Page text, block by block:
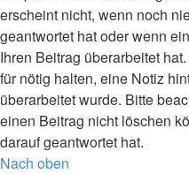
erscheint nicht, wenn noch
geantwortet hat oder wenn
Ihren Beitrag überarbeitet
für nötig halten, eine Notiz
überarbeitet wurde. Bitte
einen Beitrag nicht löschen
darauf geantwortet hat.
Nach oben